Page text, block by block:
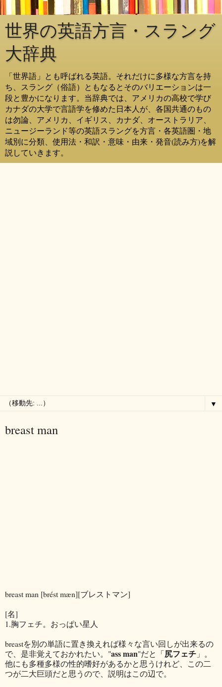
世界の英語方言・スラング
大辞典
「世界語」とも呼ばれる英語。それだけに多様な方言を持
ち、スラング（俗語）ともなるとそのバリエーションは一
段と豊かになります。当辞典では、アメリカの高校で学び
カナダの大学で言語学を修めた日本人が、各国共通のもの
は勿論、アメリカ、イギリス、カナダ、オーストラリア、
ニュージーランド等の英語スラングを方言・各英語圏・地
域別に分類、使用法・和訳・意味・由来・発音(読み方)を解
説していきます。
▼
breast man
breast man [brést mæn][ブレストマン]
[名]
1.胸フェチ。おっぱい星人
breastを別の単語に置き換えれば様々な言い回しが出来るの
で、是非覚えておかれたい。"ass man"だと「尻フェチ 」。
他にも多種多様の性的嗜好があるかと思うけれど、この二
つが二大巨頭だと思うので、説明はこの辺で。